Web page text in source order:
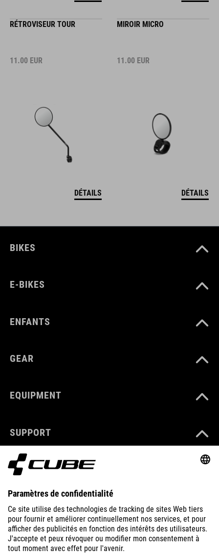
RÉTROVISEUR TOUR
11.00 EUR
DÉTAILS
MIROIR MICRO
11.00 EUR
DÉTAILS
BIKES
E-BIKES
ENFANTS
GEAR
EQUIPMENT
SUPPORT
ABOUT US
EXPLORE